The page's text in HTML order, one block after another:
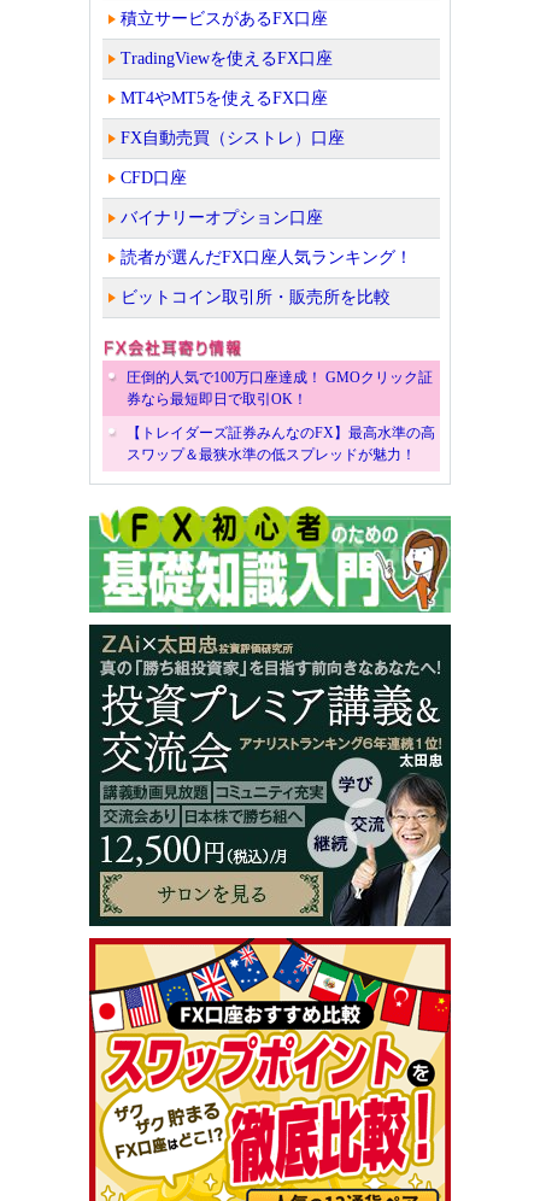
積立サービスがあるFX口座
TradingViewを使えるFX口座
MT4やMT5を使えるFX口座
FX自動売買（シストレ）口座
CFD口座
バイナリーオプション口座
読者が選んだFX口座人気ランキング！
ビットコイン取引所・販売所を比較
圧倒的人気で100万口座達成！ GMOクリック証
券なら最短即日で取引OK！
【トレイダーズ証券みんなのFX】最高水準の高
スワップ＆最狭水準の低スプレッドが魅力！